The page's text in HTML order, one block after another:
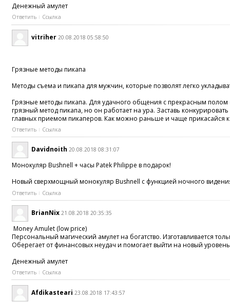
Денежный амулет
Ответить Ссылка
vitriher 20.08.2018 05:58:50
Грязные методы пикапа
Методы съема и пикапа для мужчин, которые позволят легко
Грязные методы пикапа. Для удачного общения с прекрасным полом
грязный метод пикапа, но он работает на ура. Заставь
главных приемом пикаперов. Как можно раньше и чаще прикасайся к
Ответить Ссылка
Davidnoith 20.08.2018 08:31:07
Монокуляр Bushnell + часы Patek Philippe в подарок!
Новый сверхмощный монокуляр Bushnell с функцией ночного
Ответить Ссылка
BrianNix 21.08.2018 20:35:35
Money Amulet (low price)
Персональный магический амулет на богатство. Изготавливается
Оберегает от финансовых неудач и помогает выйти на новый
Денежный амулет
Ответить Ссылка
Afdikasteari 23.08.2018 17:43:57